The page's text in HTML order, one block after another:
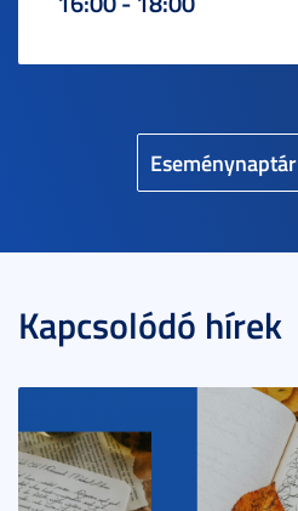
Eseménynaptár
Kapcsolódó hírek